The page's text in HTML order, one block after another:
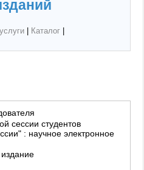
| Каталог|
сессии студентов
: научное электронное